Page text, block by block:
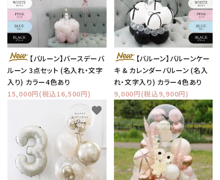
【バルーン】バースデーバ
ルーン 3点セット (名入れ・文字
入り) カラー4色あり
15,000円(税込16,500円)
【バルーン】バルーンケー
キ & カレンダーバルーン (名入
れ・文字入り) カラー4色あり
9,000円(税込9,900円)
favorite favorite